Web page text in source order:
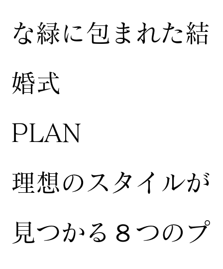
な緑に包まれた結
婚式
​PLAN
​理想のスタイルが
見つかる８つのプ